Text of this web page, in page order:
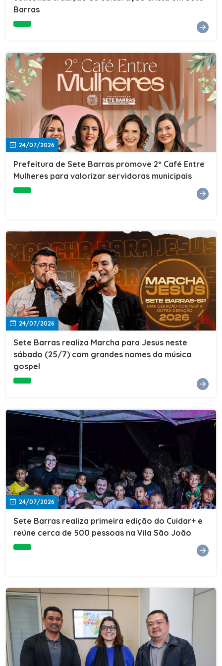
e do Instituto de Desenvolvimento Profissional
fundador da empresa Seu Consultor.Inscrições: FAÇA
AQUI
Barras
24/07/2026
Prefeitura de Sete Barras promove 2º Café Entre
Mulheres para valorizar servidoras municipais
24/07/2026
Sete Barras realiza Marcha para Jesus neste
sábado (25/7) com grandes nomes da música
gospel
24/07/2026
Sete Barras realiza primeira edição do Cuidar+ e
reúne cerca de 500 pessoas na Vila São João